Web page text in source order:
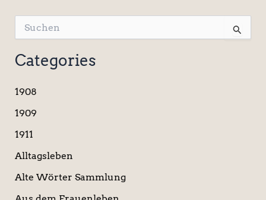
u
c
h
n
a
h
Categories
1908
1909
1911
Alltagsleben
Alte Wörter Sammlung